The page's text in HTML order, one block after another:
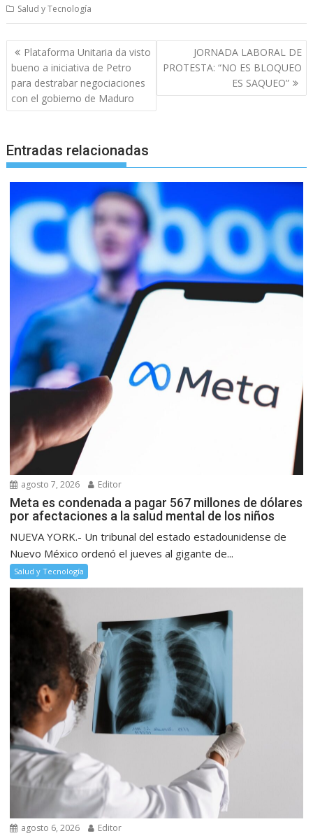
Salud y Tecnología
Navegación
de
entradas
Plataforma Unitaria da visto
bueno a iniciativa de Petro
para destrabar negociaciones
con el gobierno de Maduro
JORNADA LABORAL DE
PROTESTA: “NO ES BLOQUEO
ES SAQUEO”
Entradas relacionadas
agosto 7, 2026 Editor
Meta es condenada a pagar 567 millones de dólares
por afectaciones a la salud mental de los niños
NUEVA YORK.- Un tribunal del estado estadounidense de
Nuevo México ordenó el jueves al gigante de...
Salud y Tecnología
agosto 6, 2026 Editor